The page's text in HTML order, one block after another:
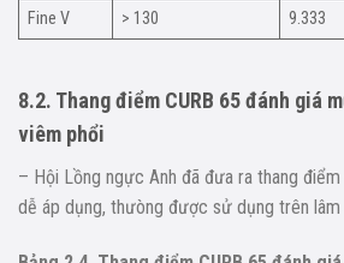
Fine V
> 130 9.333
8.2. Thang điểm CURB 65 đánh giá
viêm phổi
– Hội Lồng ngực Anh đã đưa ra thang
dễ áp dụng, thưòng được sử dụng trên lâm